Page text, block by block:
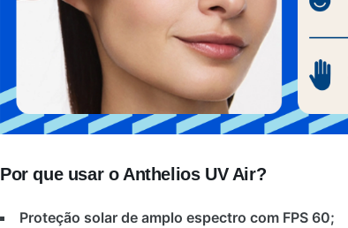
Por que usar o Anthelios UV Air?
Proteção solar de amplo espectro com FPS 60;